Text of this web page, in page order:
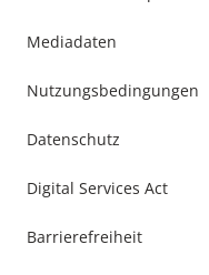
Mediadaten
Nutzungsbedingungen
Datenschutz
Digital Services Act
Barrierefreiheit